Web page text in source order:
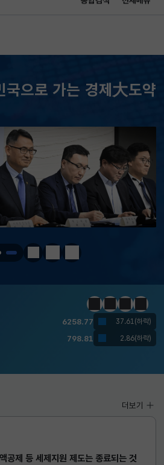
국으로 가는 경제大도약
정지 이전 다음
6258.77 37.61(하락)
3.746 0.004(상승)
1410.6000 13.2000(하락)
6258.77 37.61(하락)
798.81 2.86(하락)
6258.77 37.61(하락)
798.81 2.86(하락)
정지이전다음일일경
공제 등 세제지원 제도는 종료되는 것
더보기